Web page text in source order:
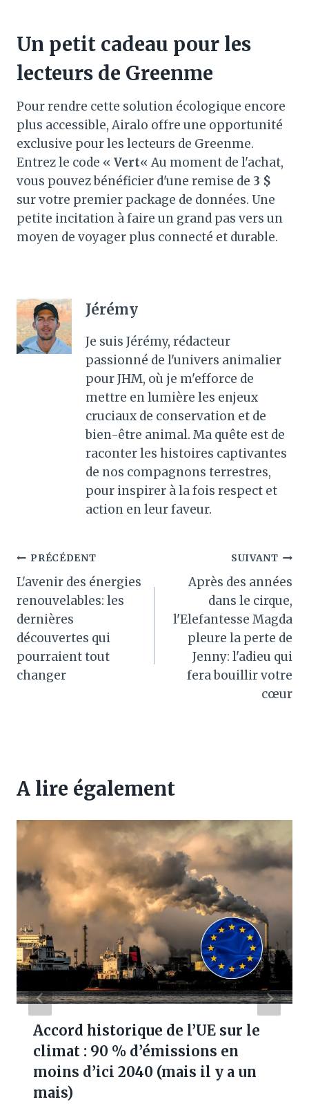
Un petit cadeau pour les
lecteurs de Greenme
Pour rendre cette solution écologique encore
plus accessible, Airalo offre une opportunité
exclusive pour les lecteurs de Greenme.
Entrez le code « Vert« Au moment de l'achat,
vous pouvez bénéficier d'une remise de 3 $
sur votre premier package de données. Une
petite incitation à faire un grand pas vers un
moyen de voyager plus connecté et durable.
Jérémy
Je suis Jérémy, rédacteur
passionné de l'univers animalier
pour JHM, où je m'efforce de
mettre en lumière les enjeux
cruciaux de conservation et de
bien-être animal. Ma quête est de
raconter les histoires captivantes
de nos compagnons terrestres,
pour inspirer à la fois respect et
action en leur faveur.
Navigation
de
l’article
PRÉCÉDENT
L'avenir des énergies
renouvelables: les
dernières
découvertes qui
pourraient tout
changer
SUIVANT
Après des années
dans le cirque,
l'Elefantesse Magda
pleure la perte de
Jenny: l'adieu qui
fera bouillir votre
cœur
A lire également
Accord historique de l’UE sur le
climat : 90 % d’émissions en
moins d’ici 2040 (mais il y a un
mais)